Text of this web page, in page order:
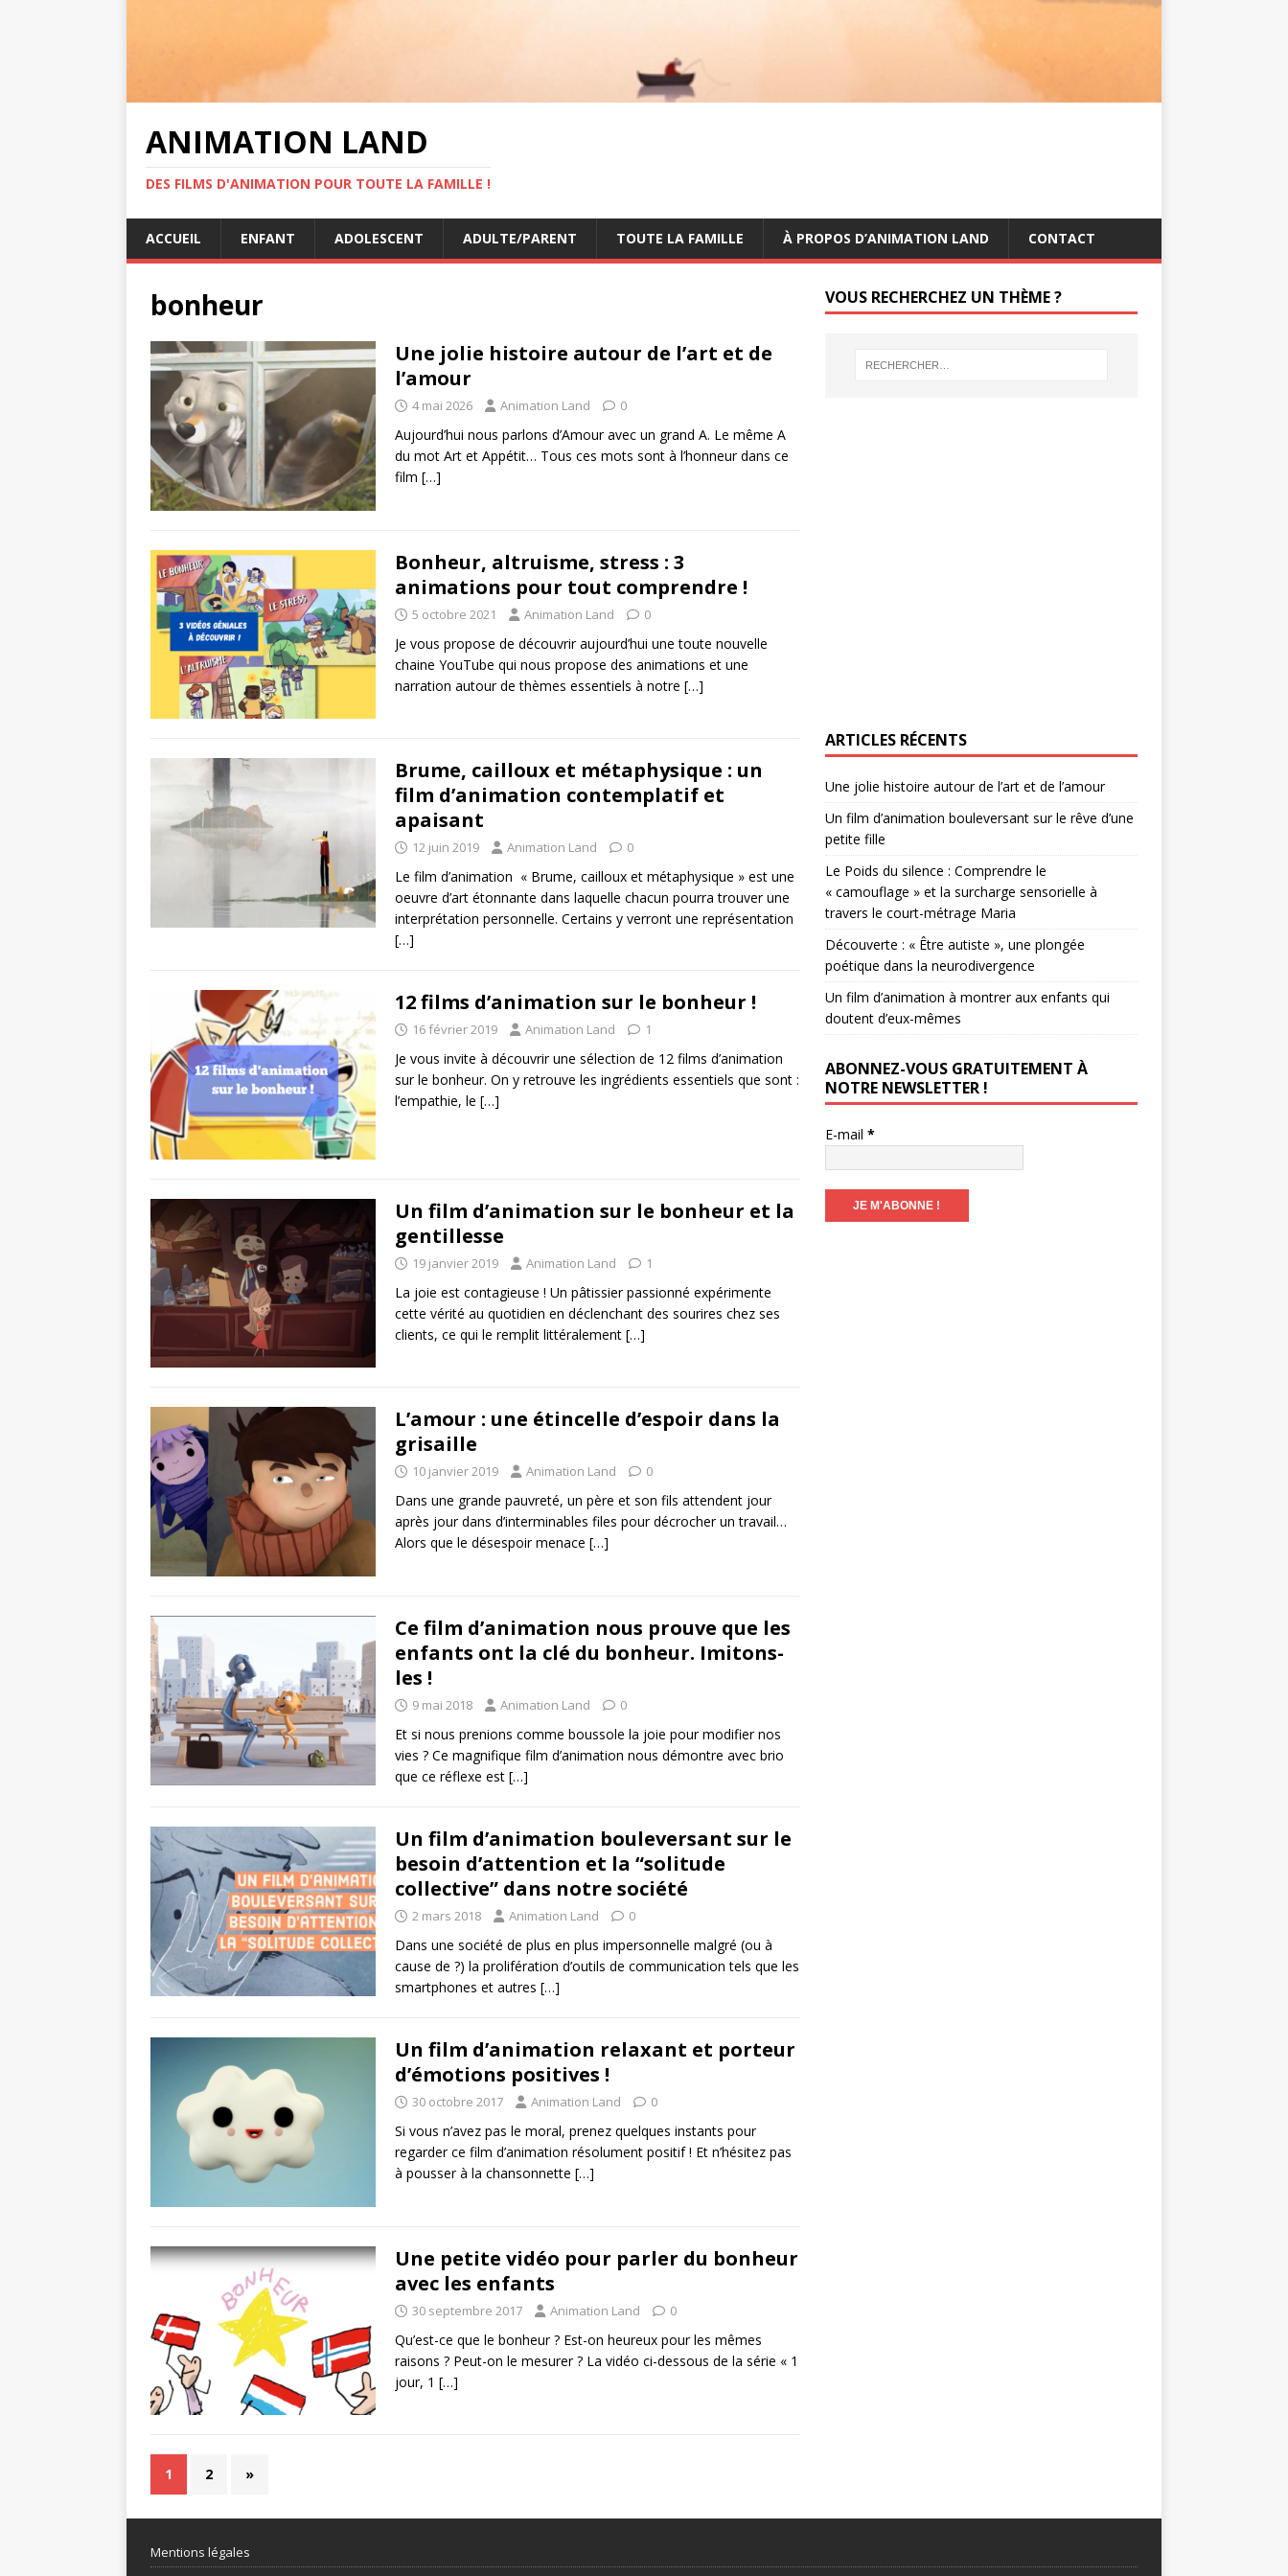
ANIMATION LAND
DES FILMS D'ANIMATION POUR TOUTE LA FAMILLE !
ACCUEIL ENFANT ADOLESCENT ADULTE/PARENT TOUTE LA FAMILLE À PROPOS D’ANIMATION LAND CONTACT
bonheur
Une jolie histoire autour de l’art et de
l’amour
4 mai 2026 Animation Land 0
Aujourd’hui nous parlons d’Amour avec un grand A. Le même A
du mot Art et Appétit… Tous ces mots sont à l’honneur dans ce
film […]
Bonheur, altruisme, stress : 3
animations pour tout comprendre !
5 octobre 2021 Animation Land 0
Je vous propose de découvrir aujourd’hui une toute nouvelle
chaine YouTube qui nous propose des animations et une
narration autour de thèmes essentiels à notre […]
Brume, cailloux et métaphysique : un
film d’animation contemplatif et
apaisant
12 juin 2019 Animation Land 0
Le film d’animation « Brume, cailloux et métaphysique » est une
oeuvre d’art étonnante dans laquelle chacun pourra trouver une
interprétation personnelle. Certains y verront une représentation
[…]
12 films d’animation sur le bonheur !
16 février 2019 Animation Land 1
Je vous invite à découvrir une sélection de 12 films d’animation
sur le bonheur. On y retrouve les ingrédients essentiels que sont :
l’empathie, le […]
Un film d’animation sur le bonheur et la
gentillesse
19 janvier 2019 Animation Land 1
La joie est contagieuse ! Un pâtissier passionné expérimente
cette vérité au quotidien en déclenchant des sourires chez ses
clients, ce qui le remplit littéralement […]
L’amour : une étincelle d’espoir dans la
grisaille
10 janvier 2019 Animation Land 0
Dans une grande pauvreté, un père et son fils attendent jour
après jour dans d’interminables files pour décrocher un travail…
Alors que le désespoir menace […]
Ce film d’animation nous prouve que les
enfants ont la clé du bonheur. Imitons-
les !
9 mai 2018 Animation Land 0
Et si nous prenions comme boussole la joie pour modifier nos
vies ? Ce magnifique film d’animation nous démontre avec brio
que ce réflexe est […]
Un film d’animation bouleversant sur le
besoin d’attention et la “solitude
collective” dans notre société
2 mars 2018 Animation Land 0
Dans une société de plus en plus impersonnelle malgré (ou à
cause de ?) la prolifération d’outils de communication tels que les
smartphones et autres […]
Un film d’animation relaxant et porteur
d’émotions positives !
30 octobre 2017 Animation Land 0
Si vous n’avez pas le moral, prenez quelques instants pour
regarder ce film d’animation résolument positif ! Et n’hésitez pas
à pousser à la chansonnette […]
Une petite vidéo pour parler du bonheur
avec les enfants
30 septembre 2017 Animation Land 0
Qu’est-ce que le bonheur ? Est-on heureux pour les mêmes
raisons ? Peut-on le mesurer ? La vidéo ci-dessous de la série « 1
jour, 1 […]
1 2 »
VOUS RECHERCHEZ UN THÈME ?
ARTICLES RÉCENTS
Une jolie histoire autour de l’art et de l’amour
Un film d’animation bouleversant sur le rêve d’une
petite fille
Le Poids du silence : Comprendre le
« camouflage » et la surcharge sensorielle à
travers le court-métrage Maria
Découverte : « Être autiste », une plongée
poétique dans la neurodivergence
Un film d’animation à montrer aux enfants qui
doutent d’eux-mêmes
ABONNEZ-VOUS GRATUITEMENT À
NOTRE NEWSLETTER !
E-mail *
Mentions légales